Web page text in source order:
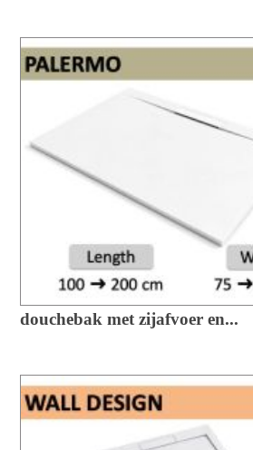
douchebak met zijafvoer en...